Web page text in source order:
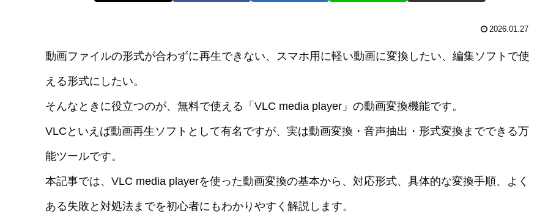
2026.01.27
動画ファイルの形式が合わずに再生できない、スマホ用に軽い動画に変換したい、編集ソフトで使
える形式にしたい。
そんなときに役立つのが、無料で使える「VLC media player」の動画変換機能です。
VLCといえば動画再生ソフトとして有名ですが、実は動画変換・音声抽出・形式変換までできる万
能ツールです。
本記事では、VLC media playerを使った動画変換の基本から、対応形式、具体的な変換手順、よく
ある失敗と対処法までを初心者にもわかりやすく解説します。